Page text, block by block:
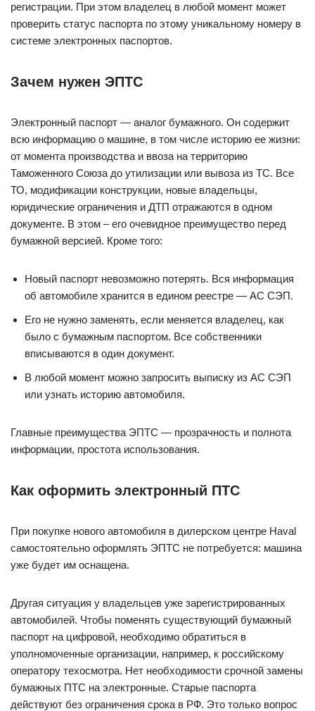
регистрации. При этом владелец в любой момент может
проверить статус паспорта по этому уникальному номеру в
системе электронных паспортов.
Зачем нужен ЭПТС
Электронный паспорт — аналог бумажного. Он содержит
всю информацию о машине, в том числе историю ее жизни:
от момента производства и ввоза на территорию
Таможенного Союза до утилизации или вывоза из ТС. Все
ТО, модификации конструкции, новые владельцы,
юридические ограничения и ДТП отражаются в одном
документе. В этом – его очевидное преимущество перед
бумажной версией. Кроме того:
Новый паспорт невозможно потерять. Вся информация
об автомобиле хранится в едином реестре — АС СЭП.
Его не нужно заменять, если меняется владелец, как
было с бумажным паспортом. Все собственники
вписываются в один документ.
В любой момент можно запросить выписку из АС СЭП
или узнать историю автомобиля.
Главные преимущества ЭПТС — прозрачность и полнота
информации, простота использования.
Как оформить электронный ПТС
При покупке нового автомобиля в дилерском центре Haval
самостоятельно оформлять ЭПТС не потребуется: машина
уже будет им оснащена.
Другая ситуация у владельцев уже зарегистрированных
автомобилей. Чтобы поменять существующий бумажный
паспорт на цифровой, необходимо обратиться в
уполномоченные организации, например, к российскому
оператору техосмотра. Нет необходимости срочной замены
бумажных ПТС на электронные. Старые паспорта
действуют без ограничения срока в РФ. Это только вопрос